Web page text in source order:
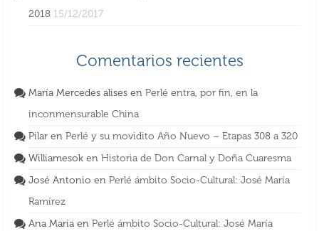
2018 15/12/2017
Comentarios recientes
María Mercedes alises en Perlé entra, por fin, en la
inconmensurable China
Pilar en Perlé y su movidito Año Nuevo – Etapas 308 a 320
Williamesok en Historia de Don Carnal y Doña Cuaresma
José Antonio en Perlé ámbito Socio-Cultural: José María
Ramírez
Ana Maria en Perlé ámbito Socio-Cultural: José María